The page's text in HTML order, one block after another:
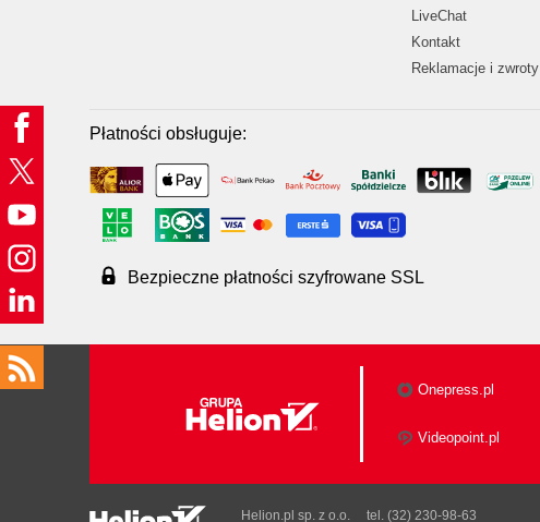
LiveChat
Kontakt
Reklamacje i zwroty
Płatności obsługuje:
Bezpieczne płatności szyfrowane SSL
Onepress.pl
Videopoint.pl
Helion.pl sp. z o.o. tel. (32) 230-98-63